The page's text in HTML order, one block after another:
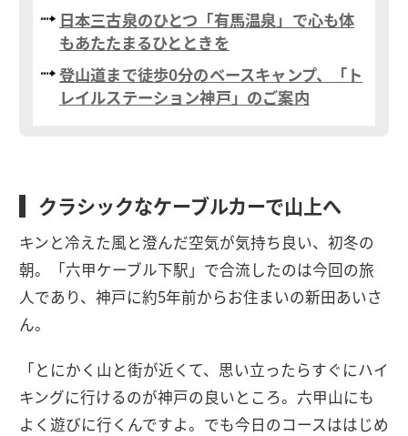
日本三古泉のひとつ「有馬温泉」で心も体
もあたたまるひとときを
登山道まで徒歩0分のベースキャンプ、「ト
レイルステーション神戸」のご案内
クラシックなケーブルカーで山上へ
キンと冷えた風と澄んだ空気が気持ち良い、初冬の
朝。「六甲ケーブル下駅」で合流したのは今回の旅
人であり、神戸に約5年前からお住まいの新田あいさ
ん。
「とにかく山と街が近くて、思い立ったらすぐにハイ
キングに行けるのが神戸の良いところ。六甲山にも
よく遊びに行くんですよ。でも今日のコースははじめ